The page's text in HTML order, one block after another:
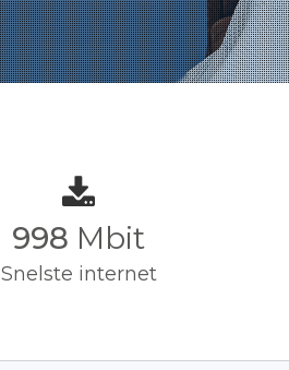
1,000 Mbit
Snelste internet